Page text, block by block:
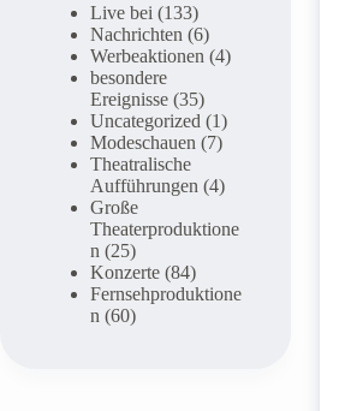
Live bei (133)
Nachrichten (6)
Werbeaktionen (4)
besondere
Ereignisse (35)
Uncategorized (1)
Modeschauen (7)
Theatralische
Aufführungen (4)
Große
Theaterproduktione
n (25)
Konzerte (84)
Fernsehproduktione
n (60)